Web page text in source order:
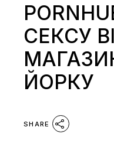
СЕКСУ
ЙОРКУ
SHARE